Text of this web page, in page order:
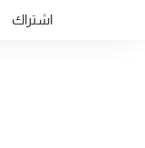
اشتراك